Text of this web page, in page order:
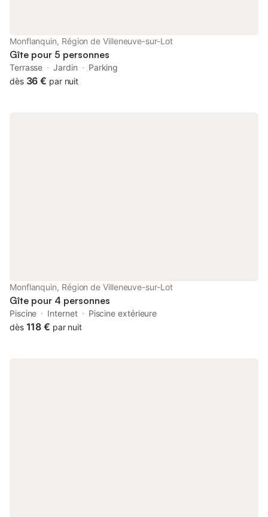
Monflanquin, Région de Villeneuve-sur-Lot
Gîte pour 5 personnes
Terrasse Jardin
Parking
dès 36 € par nuit
Monflanquin, Région de Villeneuve-sur-Lot
Gîte pour 4 personnes
Piscine Internet
Piscine extérieure
dès 118 € par nuit